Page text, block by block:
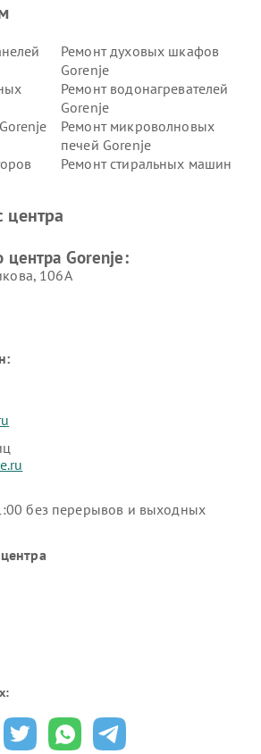
Ремонт духовых шкафов
Gorenje
Ремонт водонагревателей
Gorenje
Ремонт микроволновых
печей Gorenje
Ремонт стиральных машин
центра
центра Gorenje:
106А
без перерывов и выходных